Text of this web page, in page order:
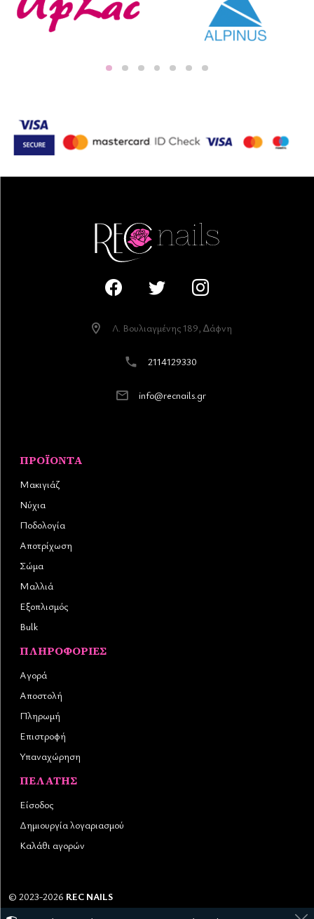
Λ. Βουλιαγµένης 189, ∆άφνη
2114129330
info@recnails.gr
ΠΡΟΪΌΝΤΑ
Μακιγιάζ
Νύχια
Ποδολογία
Αποτρίχωση
Σώμα
Μαλλιά
Εξοπλισμός
Bulk
ΠΛΗΡΟΦΟΡΊΕΣ
Αγορά
Αποστολή
Πληρωμή
Επιστροφή
Υπαναχώρηση
ΠΕΛΆΤΗΣ
Είσοδος
Δημιουργία λογαριασμού
Καλάθι αγορών
© 2023-2026 REC NAILS
Αριθμός ΓΕΜΗ:145976403000